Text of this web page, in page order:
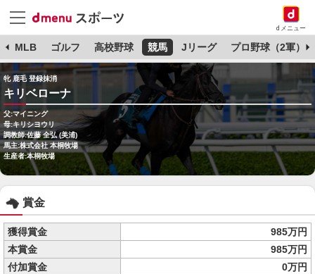
dメニュー
MLB ゴルフ 高校野球 競馬 Jリーグ プロ野球（2軍）
牝 鹿毛 登録抹消
キリベローナ
父:マイニング
母:キリシヨウリ
調教師:佐藤 全弘 (美浦)
馬主:株式会社 本桐牧場
生産者:本桐牧場
賞金
獲得賞金
985万円
本賞金
985万円
付加賞金
0万円